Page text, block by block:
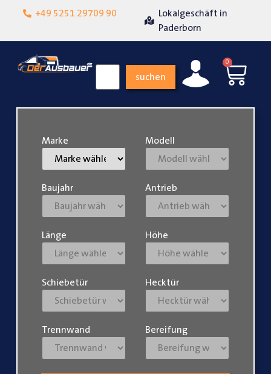
+49 5251 29709 90
Lokalgeschäft in
Über 15 Jahre
suchen
0
Marke Modell
Baujahr Antrieb
Länge Höhe
Schiebetür Hecktür
Trennwand Bereifung